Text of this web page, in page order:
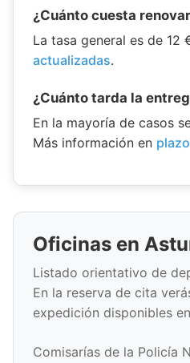
¿Cuánto cuesta
La tasa general es de 12
actualizadas.
¿Cuánto tarda la
En la mayoría de casos
Más información en
Oficinas en
Listado orientativo de
En la reserva de cita
expedición disponibles
Comisarías de la Policía